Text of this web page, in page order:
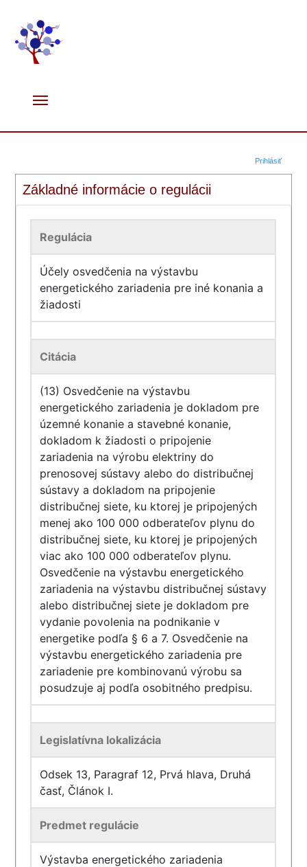
Prihlásiť
Základné informácie o regulácii
Regulácia
Účely osvedčenia na výstavbu
energetického zariadenia pre iné konania a
žiadosti
Citácia
(13) Osvedčenie na výstavbu
energetického zariadenia je dokladom pre
územné konanie a stavebné konanie,
dokladom k žiadosti o pripojenie
zariadenia na výrobu elektriny do
prenosovej sústavy alebo do distribučnej
sústavy a dokladom na pripojenie
distribučnej siete, ku ktorej je pripojených
menej ako 100 000 odberateľov plynu do
distribučnej siete, ku ktorej je pripojených
viac ako 100 000 odberateľov plynu.
Osvedčenie na výstavbu energetického
zariadenia na výstavbu distribučnej sústavy
alebo distribučnej siete je dokladom pre
vydanie povolenia na podnikanie v
energetike podľa § 6 a 7. Osvedčenie na
výstavbu energetického zariadenia pre
zariadenie pre kombinovanú výrobu sa
posudzuje aj podľa osobitného predpisu.
Legislatívna lokalizácia
Odsek 13, Paragraf 12, Prvá hlava, Druhá
časť, Článok I.
Predmet regulácie
Výstavba energetického zariadenia